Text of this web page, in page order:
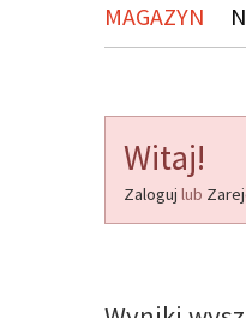
MAGAZYN
Witaj!
Zaloguj lub